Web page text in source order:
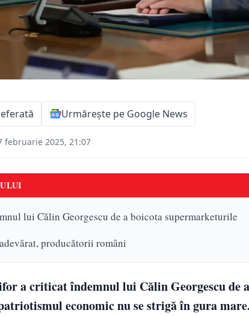
Urmărește pe Google News
februarie 2025, 21:07
lui Călin Georgescu de a boicota supermarketurile
producătorii români
a criticat îndemnul lui Călin Georgescu de
economic nu se strigă în gura mare.